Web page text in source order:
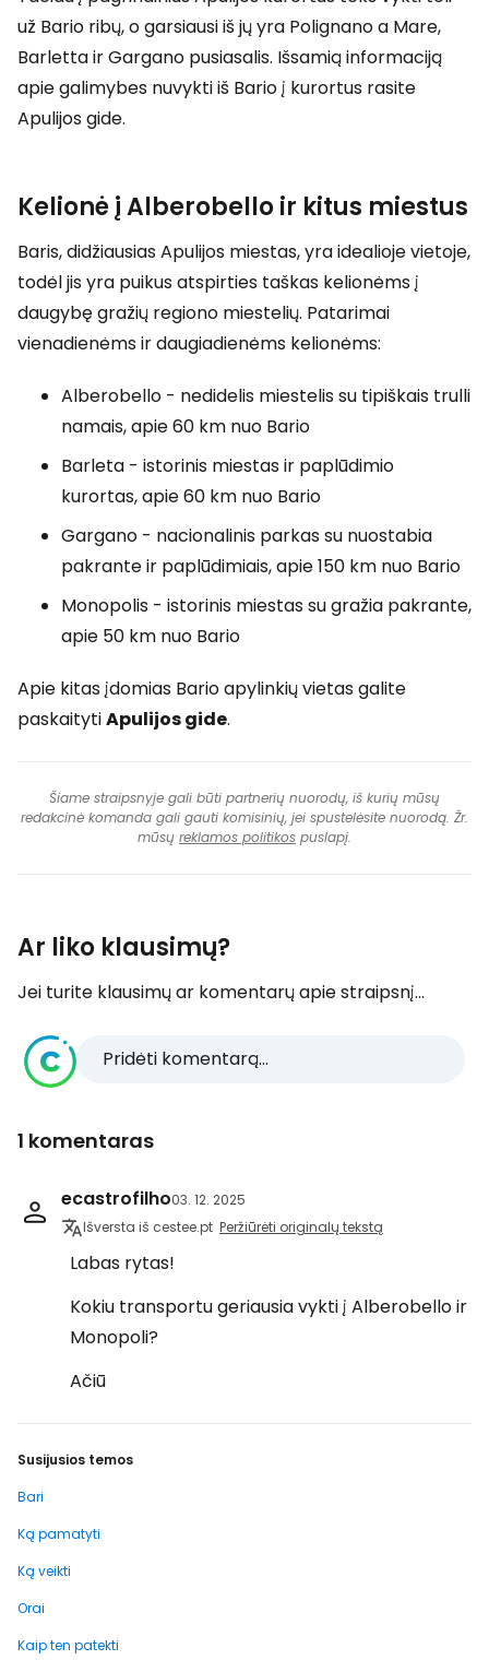
už Bario ribų, o garsiausi iš jų yra Polignano a Mare,
Barletta ir Gargano pusiasalis. Išsamią informaciją
apie galimybes nuvykti iš Bario į kurortus rasite
Apulijos gide.
Kelionė į Alberobello ir kitus miestus
Baris, didžiausias Apulijos miestas, yra idealioje vietoje,
todėl jis yra puikus atspirties taškas kelionėms į
daugybę gražių regiono miestelių. Patarimai
vienadienėms ir daugiadienėms kelionėms:
Alberobello - nedidelis miestelis su tipiškais trulli
namais, apie 60 km nuo Bario
Barleta - istorinis miestas ir paplūdimio
kurortas, apie 60 km nuo Bario
Gargano - nacionalinis parkas su nuostabia
pakrante ir paplūdimiais, apie 150 km nuo Bario
Monopolis - istorinis miestas su gražia pakrante,
apie 50 km nuo Bario
Apie kitas įdomias Bario apylinkių vietas galite
paskaitytiApulijos gide.
Šiame straipsnyje gali būti partnerių nuorodų, iš kurių mūsų
redakcinė komanda gali gauti komisinių, jei spustelėsite nuorodą. Žr.
mūsų reklamos politikos puslapį.
Ar liko klausimų?
Jei turite klausimų ar komentarų apie straipsnį...
Pridėti komentarą...
1 komentaras
ecastrofilho03. 12. 2025
Išversta iš cestee.pt Peržiūrėti originalų tekstą
Labas rytas!
Kokiu transportu geriausia vykti į Alberobello ir
Monopoli?
Ačiū
Susijusios temos
Bari
Ką pamatyti
Ką veikti
Orai
Kaip ten patekti